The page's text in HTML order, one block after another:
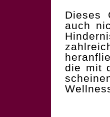
Dieses
auch
die mit